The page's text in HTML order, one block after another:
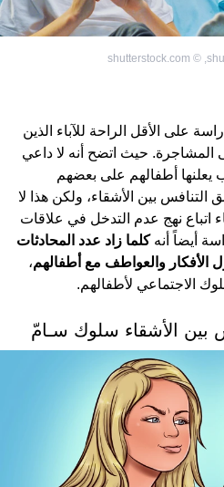
,
©
shutterstock.com
على الأقل الراحة للآباء الذين
المشاجرة. حيث اتضح أنه لا داعي
أطفالهم على بعضهم
التنافس بين الأشقاء، ولكن هذا لا
اتباع نهج عدم التدخل في علاقات
أيضاً أنهكلما زاد عدد المحادثات
الأفكار والعواطف مع أطفالهم،
الاجتماعي لأطفالهم.
بين الأشقاء سلوك سـامّ